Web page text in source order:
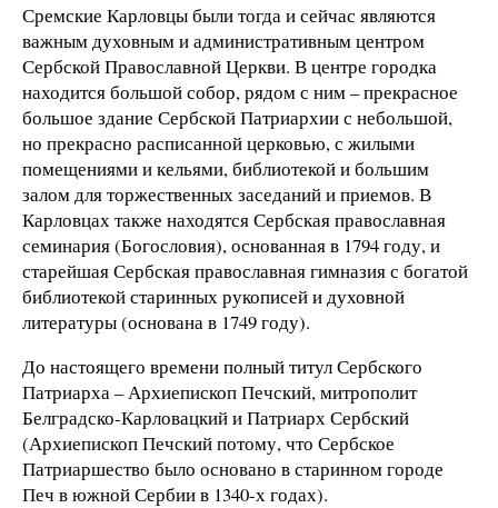
Сремские Карловцы были тогда и сейчас являются
важным духовным и административным центром
Сербской Православной Церкви. В центре городка
находится большой собор, рядом с ним – прекрасное
большое здание Сербской Патриархии с небольшой,
но прекрасно расписанной церковью, с жилыми
помещениями и кельями, библиотекой и большим
залом для торжественных заседаний и приемов. В
Карловцах также находятся Сербская православная
семинария (Богословия), основанная в 1794 году, и
старейшая Сербская православная гимназия с богатой
библиотекой старинных рукописей и духовной
литературы (основана в 1749 году).
До настоящего времени полный титул Сербского
Патриарха – Архиепископ Печский, митрополит
Белградско-Карловацкий и Патриарх Сербский
(Архиепископ Печский потому, что Сербское
Патриаршество было основано в старинном городе
Печ в южной Сербии в 1340-х годах).